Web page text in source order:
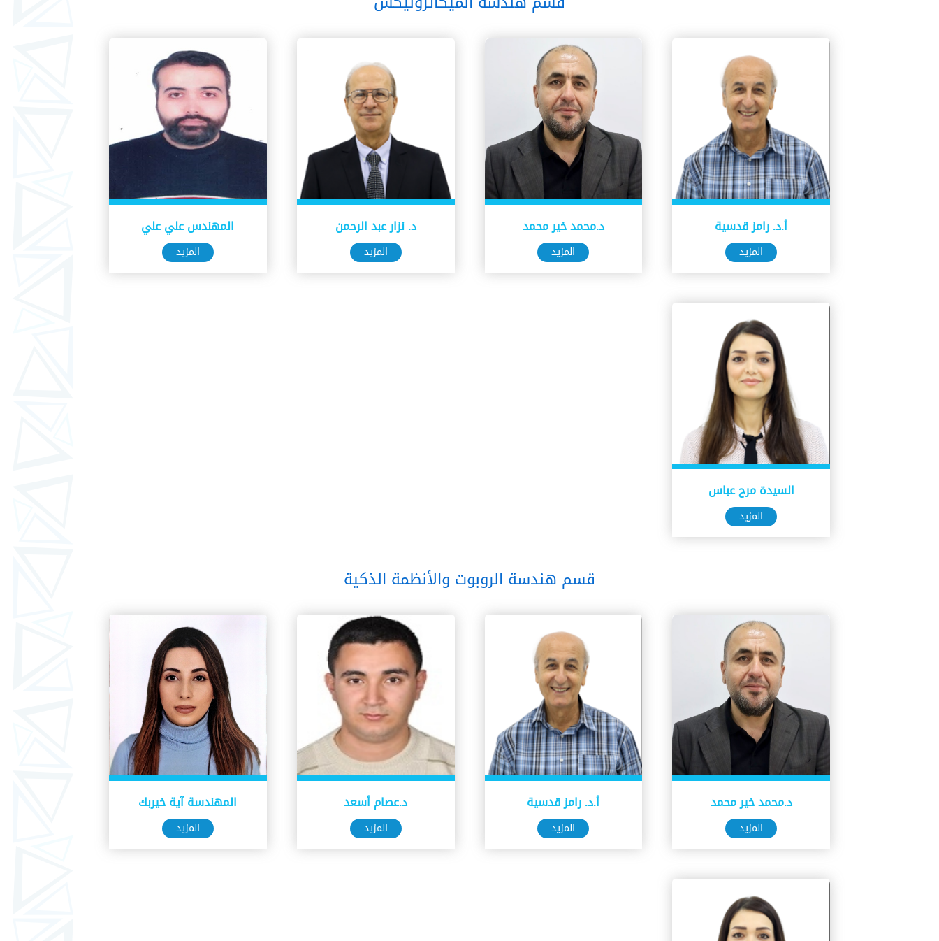
أ.د. رامز قدسية
المزيد
د.محمد خير محمد
المزيد
د. نزار عبد الرحمن
المزيد
المهندس علي علي
المزيد
السيدة مرح عباس
المزيد
قسم هندسة الروبوت والأنظمة الذكية
د.محمد خير محمد
المزيد
أ.د. رامز قدسية
المزيد
د.عصام أسعد
المزيد
المهندسة آية خيربك
المزيد